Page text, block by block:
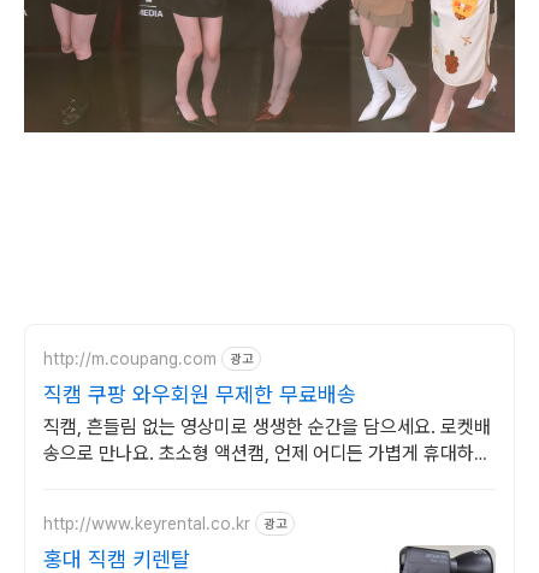
http://m.coupang.com 광고
직캠 쿠팡 와우회원 무제한 무료배송
직캠, 흔들림 없는 영상미로 생생한 순간을 담으세요. 로켓배
송으로 만나요. 초소형 액션캠, 언제 어디든 가볍게 휴대하며
http://www.keyrental.co.kr 광고
홍대 직캠 키렌탈